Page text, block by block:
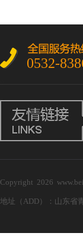
0532-
Copyright 2026
地址（ADD）：山东省